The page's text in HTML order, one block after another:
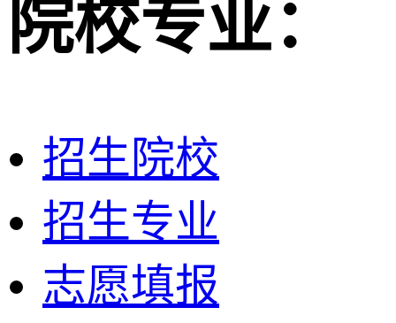
院校专业：
招生院校
招生专业
志愿填报